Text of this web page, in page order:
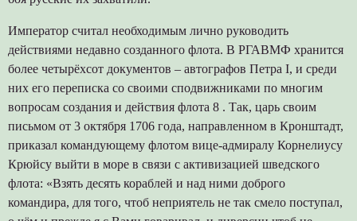
Император считал необходимым лично руководить
действиями недавно созданного флота. В РГАВМФ хранится
более четырёхсот документов – автографов Петра I, и среди
них его переписка со своими сподвижниками по многим
вопросам создания и действия флота 8 . Так, царь своим
письмом от 3 октября 1706 года, направленном в Кронштадт,
приказал командующему флотом вице-адмиралу Корнелиусу
Крюйсу выйти в море в связи с активизацией шведского
флота: «Взять десять кораблей и над ними доброго
командира, для того, чтоб неприятель не так смело поступал,